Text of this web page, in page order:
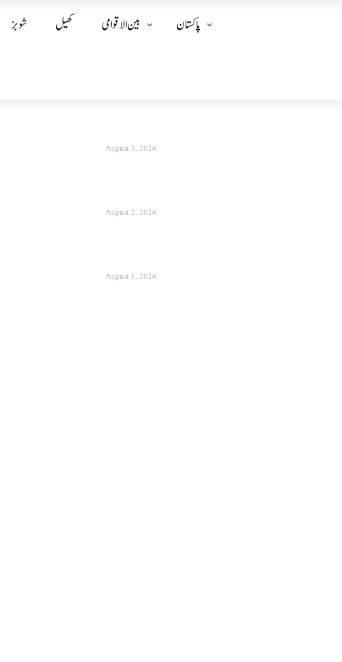
شوبز کھیل بین الا قوامی پاکستان
August 3, 2026
August 2, 2026
August 1, 2026